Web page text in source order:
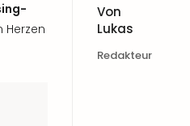
Herzen
Von
Lukas
Redakteur